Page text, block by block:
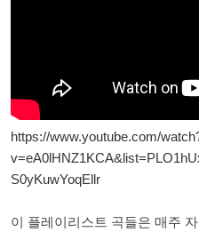
https://www.youtube.com/
S0yKuwYoqEllr
이 플레이리스트 곡들은 매주